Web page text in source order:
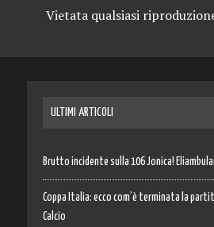
Vietata qualsiasi
ULTIMI ARTICOLI
Brutto incidente sulla 106 Jonica!
Coppa Italia: ecco com’è terminata la
Calcio